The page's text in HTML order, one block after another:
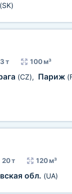
(SK)
т 100 м³
(CZ), Париж
20 т 120 м³
обл. (UA)